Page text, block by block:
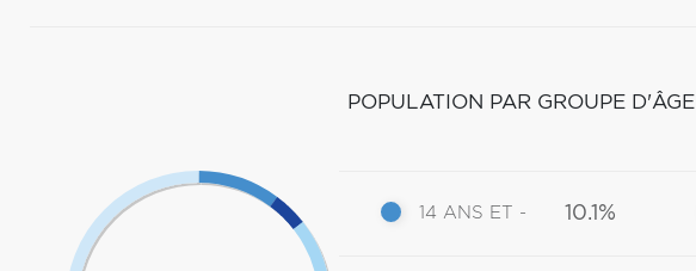
POPULATION PAR GROUPE D'ÂGE
14 ANS ET - 10.1%